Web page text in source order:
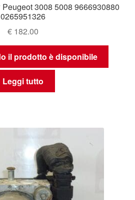
3008 5008 9666930880
0265951326
€ 182.00
il prodotto è disponibile
Leggi tutto